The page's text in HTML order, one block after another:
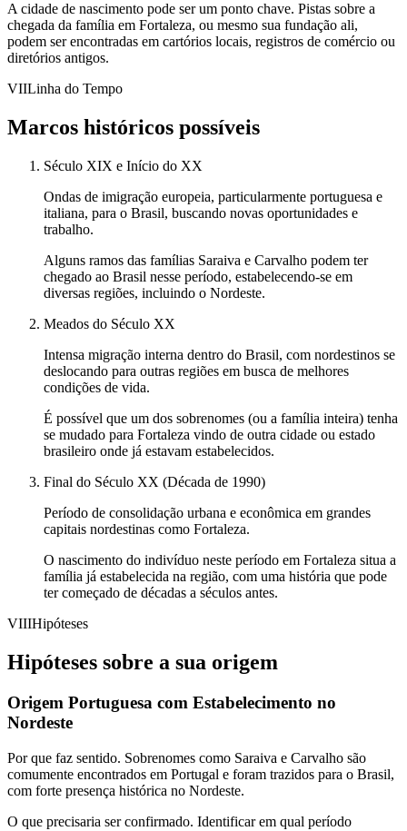
A cidade de nascimento pode ser um ponto chave. Pistas sobre a
chegada da família em Fortaleza, ou mesmo sua fundação ali,
podem ser encontradas em cartórios locais, registros de comércio ou
diretórios antigos.
VIILinha do Tempo
Marcos históricos possíveis
Século XIX e Início do XX
Ondas de imigração europeia, particularmente portuguesa e
italiana, para o Brasil, buscando novas oportunidades e
trabalho.
Alguns ramos das famílias Saraiva e Carvalho podem ter
chegado ao Brasil nesse período, estabelecendo-se em
diversas regiões, incluindo o Nordeste.
Meados do Século XX
Intensa migração interna dentro do Brasil, com nordestinos se
deslocando para outras regiões em busca de melhores
condições de vida.
É possível que um dos sobrenomes (ou a família inteira) tenha
se mudado para Fortaleza vindo de outra cidade ou estado
brasileiro onde já estavam estabelecidos.
Final do Século XX (Década de 1990)
Período de consolidação urbana e econômica em grandes
capitais nordestinas como Fortaleza.
O nascimento do indivíduo neste período em Fortaleza situa a
família já estabelecida na região, com uma história que pode
ter começado de décadas a séculos antes.
VIIIHipóteses
Hipóteses sobre a sua origem
Origem Portuguesa com Estabelecimento no
Nordeste
Por que faz sentido. Sobrenomes como Saraiva e Carvalho são
comumente encontrados em Portugal e foram trazidos para o Brasil,
com forte presença histórica no Nordeste.
O que precisaria ser confirmado. Identificar em qual período